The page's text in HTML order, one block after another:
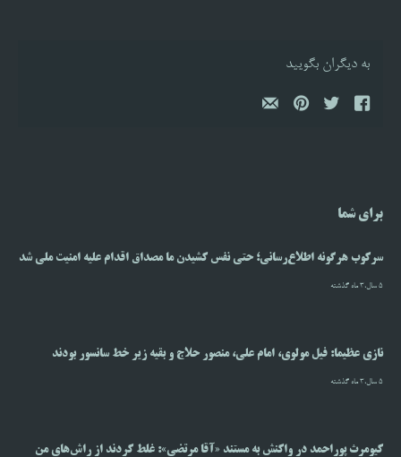
به دیگران بگویید
برای شما
سرکوب هرگونه اطلاع‌رسانی؛ حتی نفس کشیدن ما مصداق اقدام علیه امنیت ملی شد
5 سال،3 ماه گذشته
نازی عظیما: فیل مولوی، امام علی، منصور حلاج و بقیه زیر خط سانسور بودند
5 سال،3 ماه گذشته
کیومرث پوراحمد در واکنش به مستند «آقا مرتضی»: غلط کردند از راش‌های من